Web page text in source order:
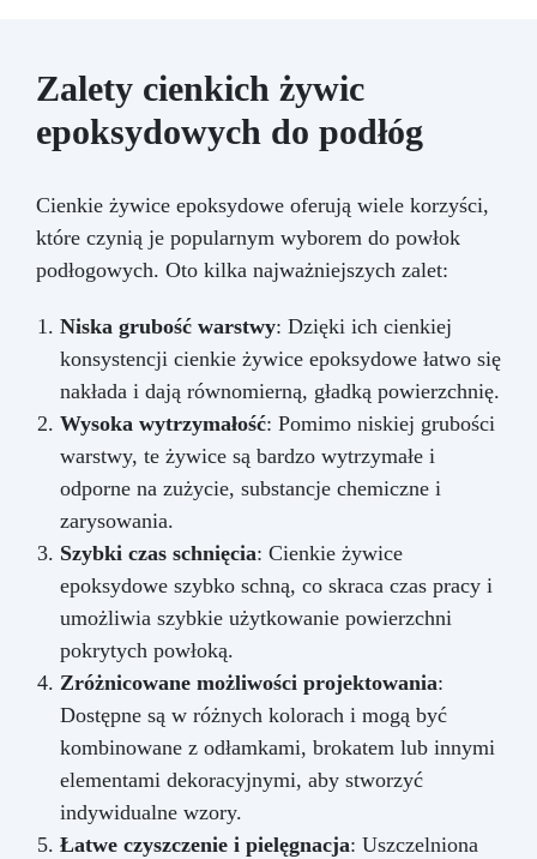
Zalety cienkich żywic
epoksydowych do podłóg
Cienkie żywice epoksydowe oferują wiele korzyści,
które czynią je popularnym wyborem do powłok
podłogowych. Oto kilka najważniejszych zalet:
Niska grubość warstwy: Dzięki ich cienkiej
konsystencji cienkie żywice epoksydowe łatwo się
nakłada i dają równomierną, gładką powierzchnię.
Wysoka wytrzymałość: Pomimo niskiej grubości
warstwy, te żywice są bardzo wytrzymałe i
odporne na zużycie, substancje chemiczne i
zarysowania.
Szybki czas schnięcia: Cienkie żywice
epoksydowe szybko schną, co skraca czas pracy i
umożliwia szybkie użytkowanie powierzchni
pokrytych powłoką.
Zróżnicowane możliwości projektowania:
Dostępne są w różnych kolorach i mogą być
kombinowane z odłamkami, brokatem lub innymi
elementami dekoracyjnymi, aby stworzyć
indywidualne wzory.
Łatwe czyszczenie i pielęgnacja: Uszczelniona